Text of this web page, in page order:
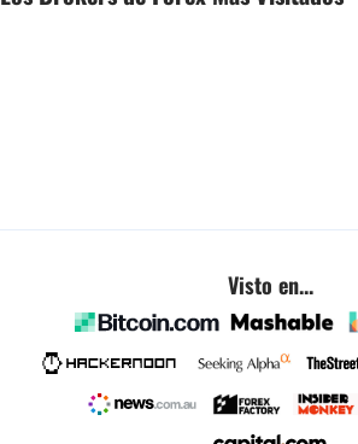
Visto en...